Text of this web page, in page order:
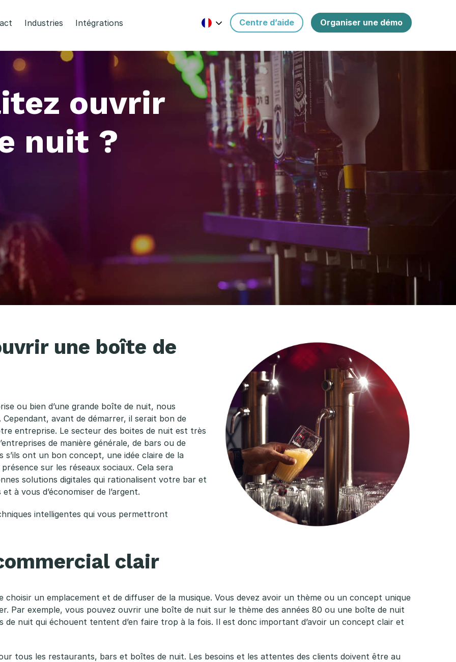
Industries Intégrations Centre d’aide Organiser une démo
ouvrir
nuit ?
une boîte de
ou bien d’une grande boîte de nuit, nous
avant de démarrer, il serait bon de
entreprise. Le secteur des boites de nuit est très
de manière générale, de bars ou de
ont un bon concept, une idée claire de la
sur les réseaux sociaux. Cela sera
solutions digitales qui rationalisent votre bar et
à vous d’économiser de l’argent.
intelligentes qui vous permettront
clair
un emplacement et de diffuser de la musique. Vous devez avoir un thème ou un concept unique
Par exemple, vous pouvez ouvrir une boîte de nuit sur le thème des années 80 ou une boîte de nuit
de nuit qui échouent tentent d’en faire trop à la fois. Il est donc important d’avoir un concept clair et
tous les restaurants, bars et boîtes de nuit. Les besoins et les attentes des clients doivent être au